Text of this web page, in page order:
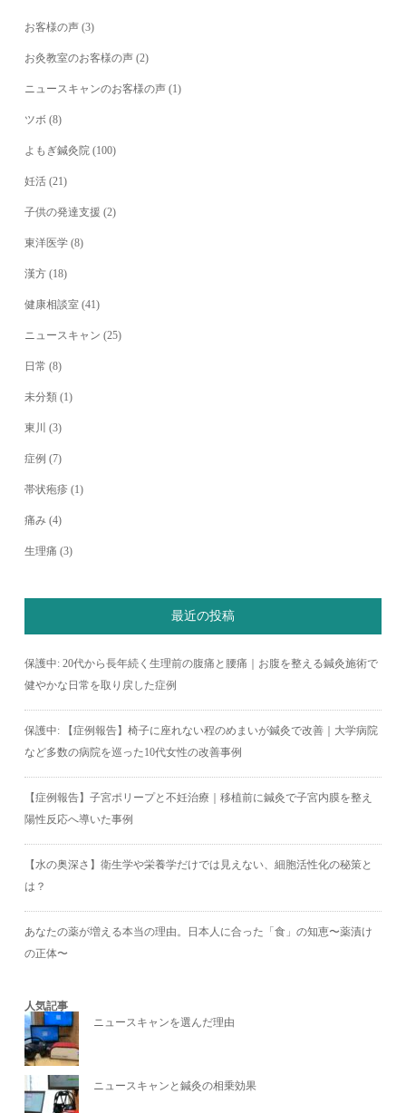
お客様の声 (3)
お灸教室のお客様の声 (2)
ニュースキャンのお客様の声 (1)
ツボ (8)
よもぎ鍼灸院 (100)
妊活 (21)
子供の発達支援 (2)
東洋医学 (8)
漢方 (18)
健康相談室 (41)
ニュースキャン (25)
日常 (8)
未分類 (1)
東川 (3)
症例 (7)
帯状疱疹 (1)
痛み (4)
生理痛 (3)
最近の投稿
保護中: 20代から長年続く生理前の腹痛と腰痛｜お腹を整える鍼灸施術で
健やかな日常を取り戻した症例
保護中: 【症例報告】椅子に座れない程のめまいが鍼灸で改善｜大学病院
など多数の病院を巡った10代女性の改善事例
【症例報告】子宮ポリープと不妊治療｜移植前に鍼灸で子宮内膜を整え
陽性反応へ導いた事例
【水の奥深さ】衛生学や栄養学だけでは見えない、細胞活性化の秘策と
は？
あなたの薬が増える本当の理由。日本人に合った「食」の知恵〜薬漬け
の正体〜
人気記事
ニュースキャンを選んだ理由
ニュースキャンと鍼灸の相乗効果